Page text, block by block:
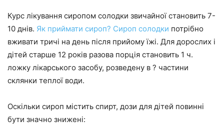
Курс лікування сиропом солодки звичайної становить 7-
10 днів. Як приймати сироп? Сироп солодки потрібно
вживати тричі на день після прийому їжі. Для дорослих і
дітей старше 12 років разова порція становить 1 ч.
ложку лікарського засобу, розведену в ? частини
склянки теплої води.
Оскільки сироп містить спирт, дози для дітей повинні
бути значно знижені: